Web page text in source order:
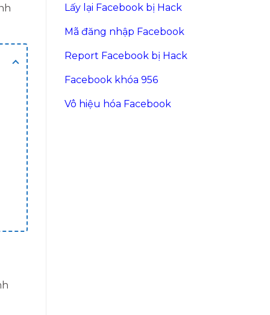
Lấy lại Facebook bị Hack
Mã đăng nhập Facebook
Report Facebook bị Hack
Facebook khóa 956
Vô hiệu hóa Facebook